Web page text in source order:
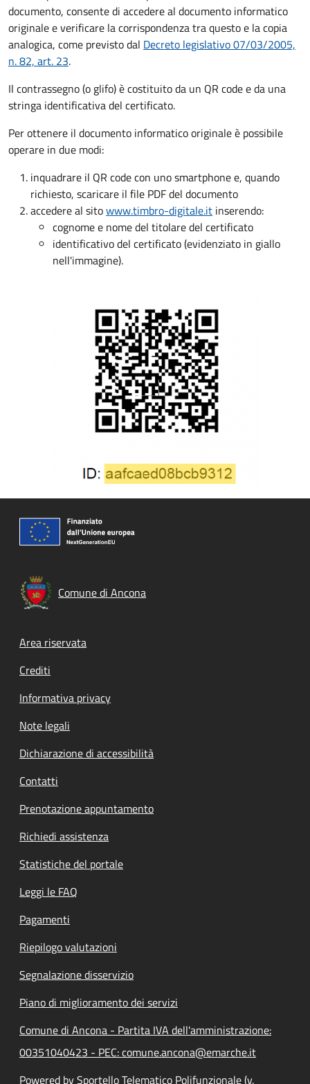
documento, consente di accedere al documento informatico
originale e verificare la corrispondenza tra questo e la copia
analogica, come previsto dal Decreto legislativo 07/03/2005,
n. 82, art. 23.
Il contrassegno (o glifo) è costituito da un QR code e da una
stringa identificativa del certificato.
Per ottenere il documento informatico originale è possibile
operare in due modi:
inquadrare il QR code con uno smartphone e, quando
richiesto, scaricare il file PDF del documento
accedere al sitowww.timbro-digitale.it inserendo:
cognome e nome del titolare del certificato
identificativo del certificato (evidenziato in giallo
nell'immagine).
Comune di Ancona
Footer menu
Area riservata
Crediti
Informativa privacy
Note legali
Dichiarazione di accessibilità
Contatti
Prenotazione appuntamento
Richiedi assistenza
Statistiche del portale
Leggi le FAQ
Pagamenti
Riepilogo valutazioni
Segnalazione disservizio
Piano di miglioramento dei servizi
Comune di Ancona - Partita IVA dell'amministrazione:
00351040423 - PEC: comune.ancona@emarche.it
Powered by Sportello Telematico Polifunzionale (v.